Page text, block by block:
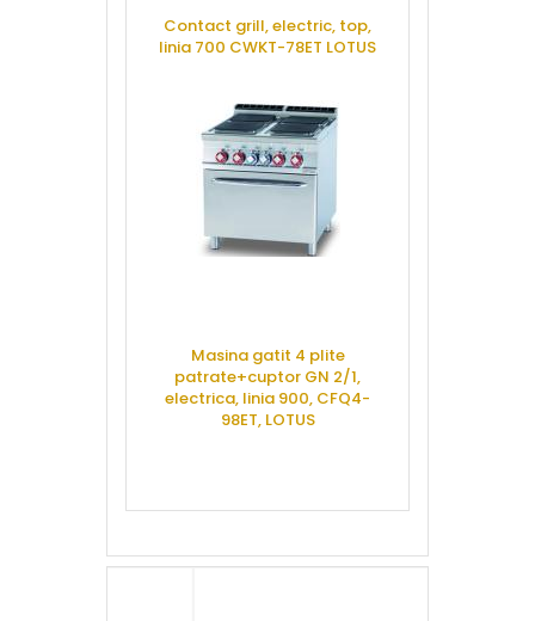
Contact grill, electric, top,
linia 700 CWKT-78ET LOTUS
Masina gatit 4 plite
patrate+cuptor GN 2/1,
electrica, linia 900, CFQ4-
98ET, LOTUS